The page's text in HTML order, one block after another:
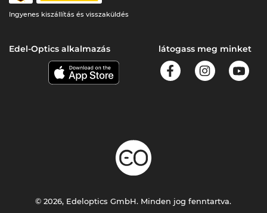
Ingyenes kiszállítás és visszaküldés
Edel-Optics alkalmazás látogass meg minket
© 2026, Edeloptics GmbH. Minden jog fenntartva.